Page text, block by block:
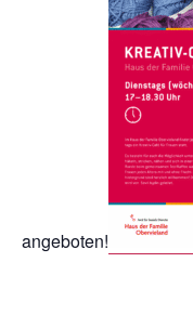
angeboten!